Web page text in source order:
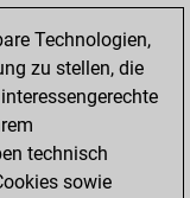
Technologien,
zu stellen, die
technisch
sowie